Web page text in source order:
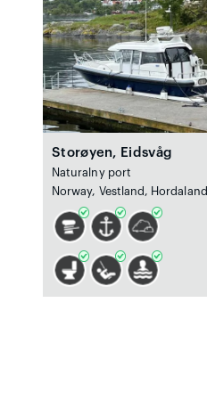
Storøyen, Eidsvåg
Naturalny port
Norway, Vestland, Hordaland